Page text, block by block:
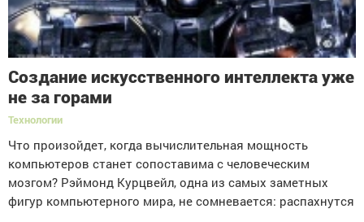
Создание искусственного интеллекта уже
не за горами
Технологии
Что произойдет, когда вычислительная мощность
компьютеров станет сопоставима с человеческим
мозгом? Рэймонд Курцвейл, одна из самых заметных
фигур компьютерного мира, не сомневается: распахнутся